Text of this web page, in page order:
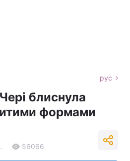
рус
блиснула
формами
56066